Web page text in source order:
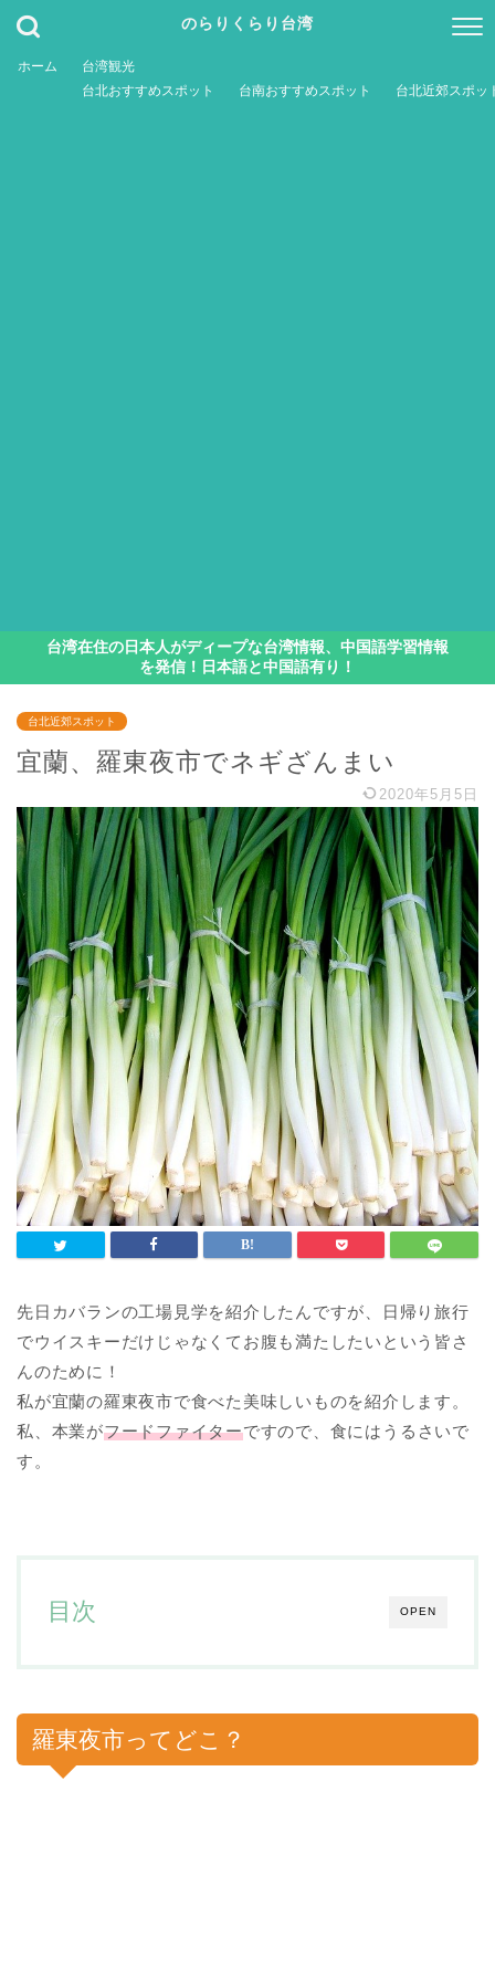
のらりくらり台湾
ホーム
台湾観光
台北おすすめスポット
台南おすすめスポット 台北近郊スポッ
台湾在住の日本人がディープな台湾情報、中国語学習情報
を発信！日本語と中国語有り！
台北近郊スポット
宜蘭、羅東夜市でネギざんまい
2020年5月5日
先日カバランの工場見学を紹介したんですが、日帰り旅行
でウイスキーだけじゃなくてお腹も満たしたいという皆さ
んのために！
私が宜蘭の羅東夜市で食べた美味しいものを紹介します。
私、本業がフードファイターですので、食にはうるさいで
す。
OPEN
目次
羅東夜市ってどこ？